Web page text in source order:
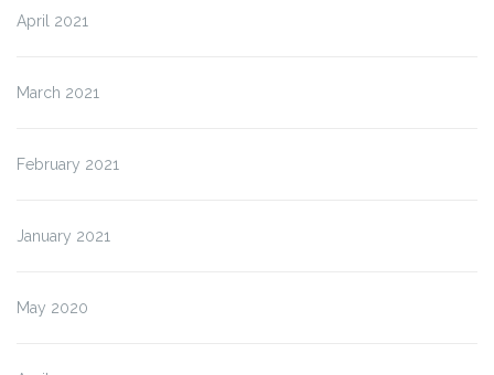
April 2021
March 2021
February 2021
January 2021
May 2020